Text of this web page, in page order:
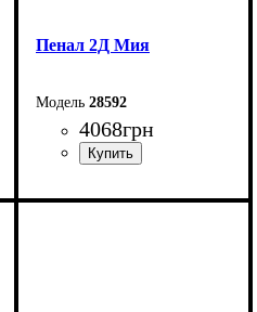
Пенал 2Д Мия
28592
4068грн
Ширина: 40 см